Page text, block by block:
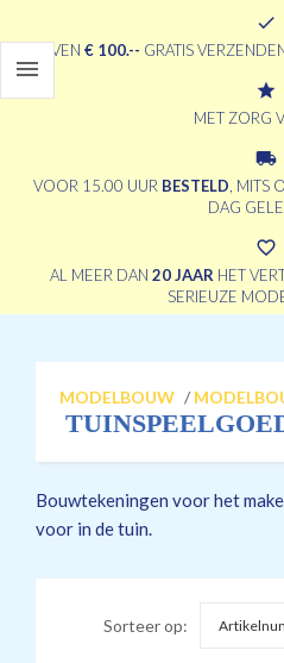

check
BOVEN € 100.-- GRATIS
grade
MET ZORG
local_shipping
VOOR 15.00 UUR BESTELD , MITS
DAG
favorite_border
AL MEER DAN 20 JAAR HET
SERIEUZE
MODELBOUW /
Bouwtekeningen voor het
voor in de tuin.
Sorteer op: